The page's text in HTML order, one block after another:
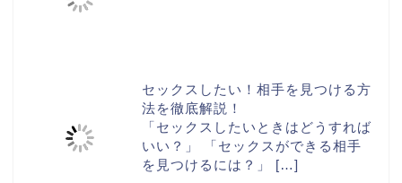
セックスしたい！相手を見つける方
法を徹底解説！
「セックスしたいときはどうすれば
いい？」 「セックスができる相手
を見つけるには？」 […]